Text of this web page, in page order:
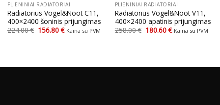
PLIENINIAI RADIATORIAI
Radiatorius Vogel&Noot C11,
400×2400 šoninis prijungimas
224.00€ Original
price
156.80€Current
price
Kaina su PVM
PLIENINIAI RADIATORIAI
Radiatorius Vogel&Noot V11,
400×2400 apatinis prijungimas
258.00€ Original
price
180.60€Current
price
Kaina su PVM